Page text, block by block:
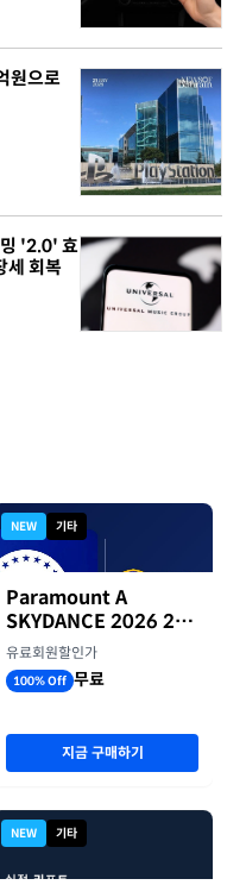
원으로
'2.0' 효
세 회복
NEW 기타
Paramount A
SKYDANCE 2026 2분
기 실적
유료회원할인가
100% Off 무료
지금 구매하기
NEW 기타